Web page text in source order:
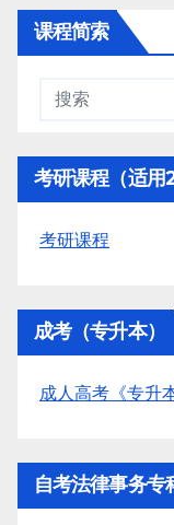
课程简索
考研课程（适用
考研课程
成考（专升本）
成人高考《专升
自考法律事务专